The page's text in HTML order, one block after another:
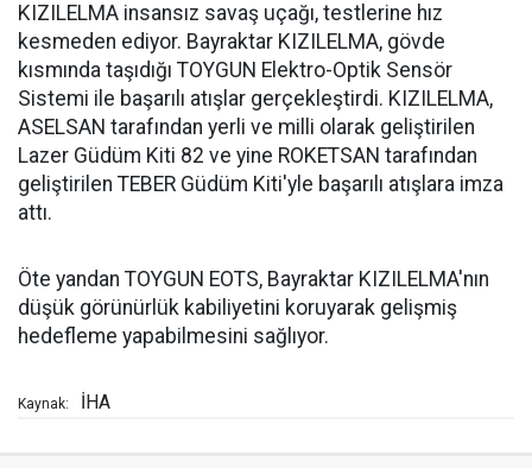
KIZILELMA insansız savaş uçağı, testlerine hız
kesmeden ediyor. Bayraktar KIZILELMA, gövde
kısmında taşıdığı TOYGUN Elektro-Optik Sensör
Sistemi ile başarılı atışlar gerçekleştirdi. KIZILELMA,
ASELSAN tarafından yerli ve milli olarak geliştirilen
Lazer Güdüm Kiti 82 ve yine ROKETSAN tarafından
geliştirilen TEBER Güdüm Kiti'yle başarılı atışlara imza
attı.
Öte yandan TOYGUN EOTS, Bayraktar KIZILELMA'nın
düşük görünürlük kabiliyetini koruyarak gelişmiş
hedefleme yapabilmesini sağlıyor.
Kaynak: İHA